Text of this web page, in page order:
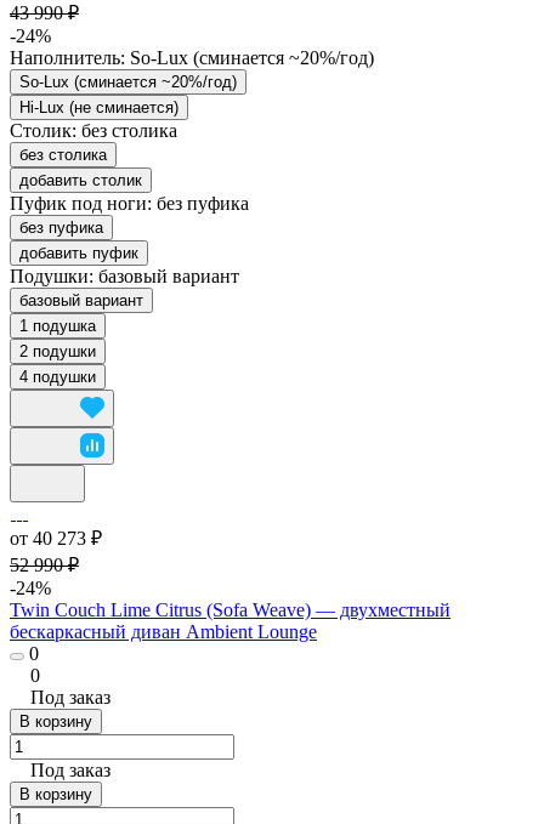
43 990 ₽
-24%
Наполнитель: So-Lux (cминается ~20%/год)
So-Lux (cминается ~20%/год)
Hi-Lux (не сминается)
Столик: без столика
без столика
добавить столик
Пуфик под ноги: без пуфика
без пуфика
добавить пуфик
Подушки: базовый вариант
базовый вариант
1 подушка
2 подушки
4 подушки
от 40 273 ₽
52 990 ₽
-24%
Twin Couch Lime Citrus (Sofa Weave) — двухместный
бескаркасный диван Ambient Lounge
0
0
Под заказ
В корзину
Под заказ
В корзину